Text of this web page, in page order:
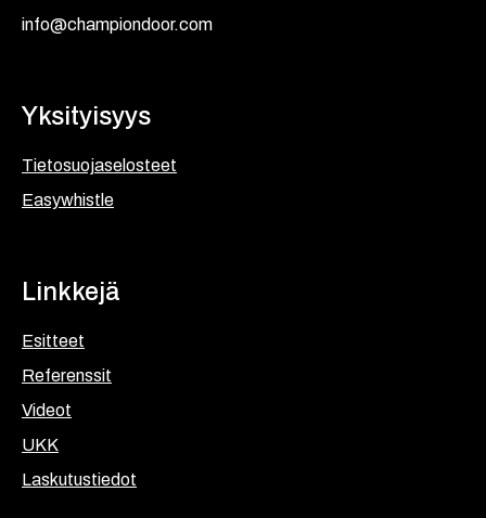
info@championdoor.com
Yksityisyys
Tietosuojaselosteet
Easywhistle
Linkkejä
Esitteet
Referenssit
Videot
UKK
Laskutustiedot